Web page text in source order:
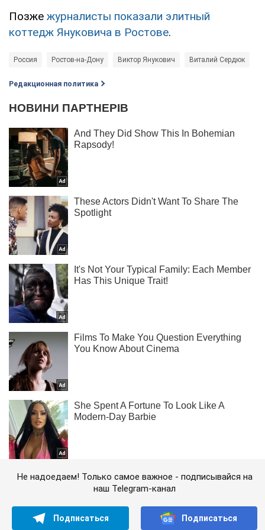
Позже журналисты показали элитный
коттедж Януковича в Ростове.
Россия Ростов-на-Дону Виктор Янукович Виталий Сердюк
Редакционная политика
Не надоедаем! Только самое важное - подписывайся на
наш Telegram-канал
Подписаться Подписаться